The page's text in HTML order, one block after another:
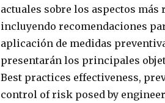
actuales sobre los aspectos
incluyendo recomendaciones
aplicación de medidas
presentarán los principales
Best practices effectiveness,
control of risk posed by